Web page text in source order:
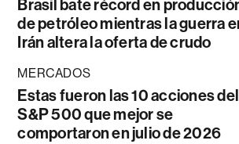
Brasil bate récord en
de petróleo mientras la guerra
Irán altera la oferta de crudo
MERCADOS
Estas fueron las 10 acciones del
S&P 500 que mejor se
comportaron en julio de 2026